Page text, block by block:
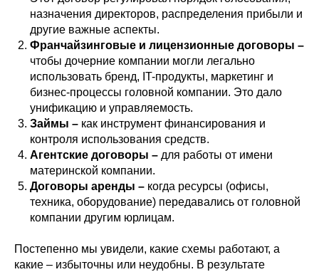
назначения директоров, распределения прибыли и
другие важные аспекты.
Франчайзинговые и лицензионные договоры –
чтобы дочерние компании могли легально
использовать бренд, IT-продукты, маркетинг и
бизнес-процессы головной компании. Это дало
унификацию и управляемость.
Займы – как инструмент финансирования и
контроля использования средств.
Агентские договоры – для работы от имени
материнской компании.
Договоры аренды – когда ресурсы (офисы,
техника, оборудование) передавались от головной
компании другим юрлицам.
Постепенно мы увидели, какие схемы работают, а
какие – избыточны или неудобны. В результате